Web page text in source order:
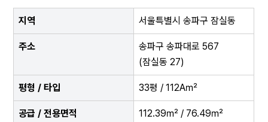
지역 서울특별시 송파구 잠실동
주소
송파구 송파대로 567
(잠실동 27)
평형 / 타입 33평 / 112A㎡
공급 / 전용면적 112.39㎡ / 76.49㎡